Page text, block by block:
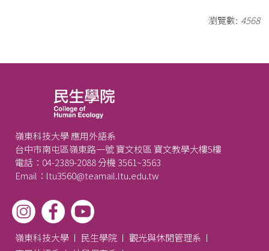
瀏覽數: 4568
嶺東科技大學 應用外語系
台中市南屯區嶺東路一號 寶文校區 寶文教學大樓5樓
電話：04-2389-2088 分機 3561~3563
Email：ltu3560@teamail.ltu.edu.tw
嶺東科技大學 民生學院
觀光與休閒管理系